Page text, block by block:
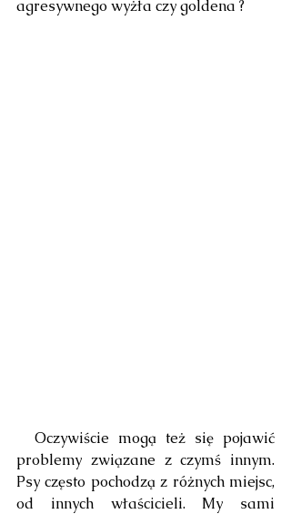
agresywnego wyżła czy goldena ?
problemy związane z czymś innym.
Psy często pochodzą z różnych miejsc,
od innych właścicieli. My sami